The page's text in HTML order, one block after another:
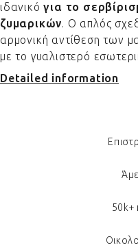
ιδανικόγια το
ζυμαρικών. Ο απλός
αρμονική αντίθεση των
με το γυαλιστερό
Detailed information
50k+